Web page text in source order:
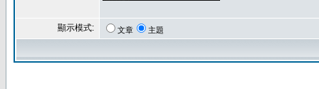
顯示模式: 文章 主題